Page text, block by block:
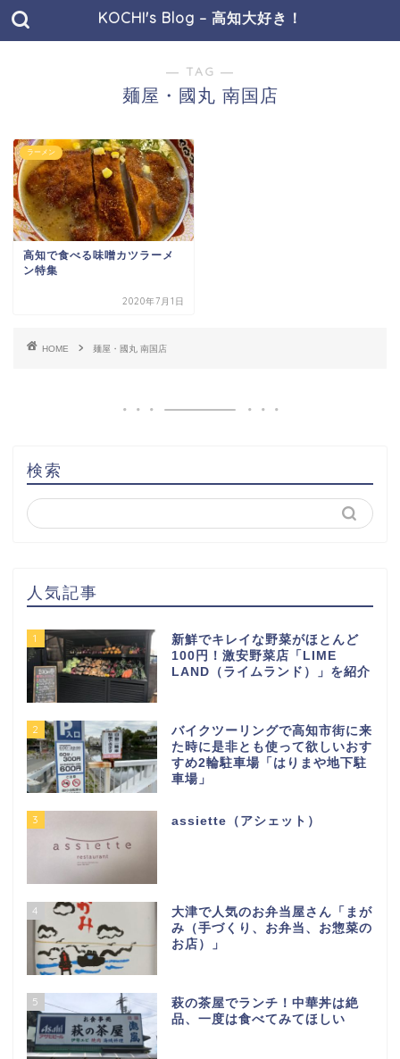
KOCHI's Blog – 高知大好き！
― TAG ―
麺屋・國丸 南国店
ラーメン
高知で食べる味噌カツラーメ
ン特集
2020年7月1日
HOME 麺屋・國丸 南国店
検索
人気記事
1
新鮮でキレイな野菜がほとんど
100円！激安野菜店「LIME
LAND（ライムランド）」を紹介
2
バイクツーリングで高知市街に来
た時に是非とも使って欲しいおす
すめ2輪駐車場「はりまや地下駐
車場」
3 assiette（アシェット）
4
大津で人気のお弁当屋さん「まが
み（手づくり、お弁当、お惣菜の
お店）」
5
萩の茶屋でランチ！中華丼は絶
品、一度は食べてみてほしい